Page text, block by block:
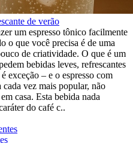
de verão
um espresso tônico facilmente
o que você precisa é de uma
de criatividade. O que é um
bebidas leves, refrescantes
exceção – e o espresso com
vez mais popular, não
casa. Esta bebida nada
do café c..